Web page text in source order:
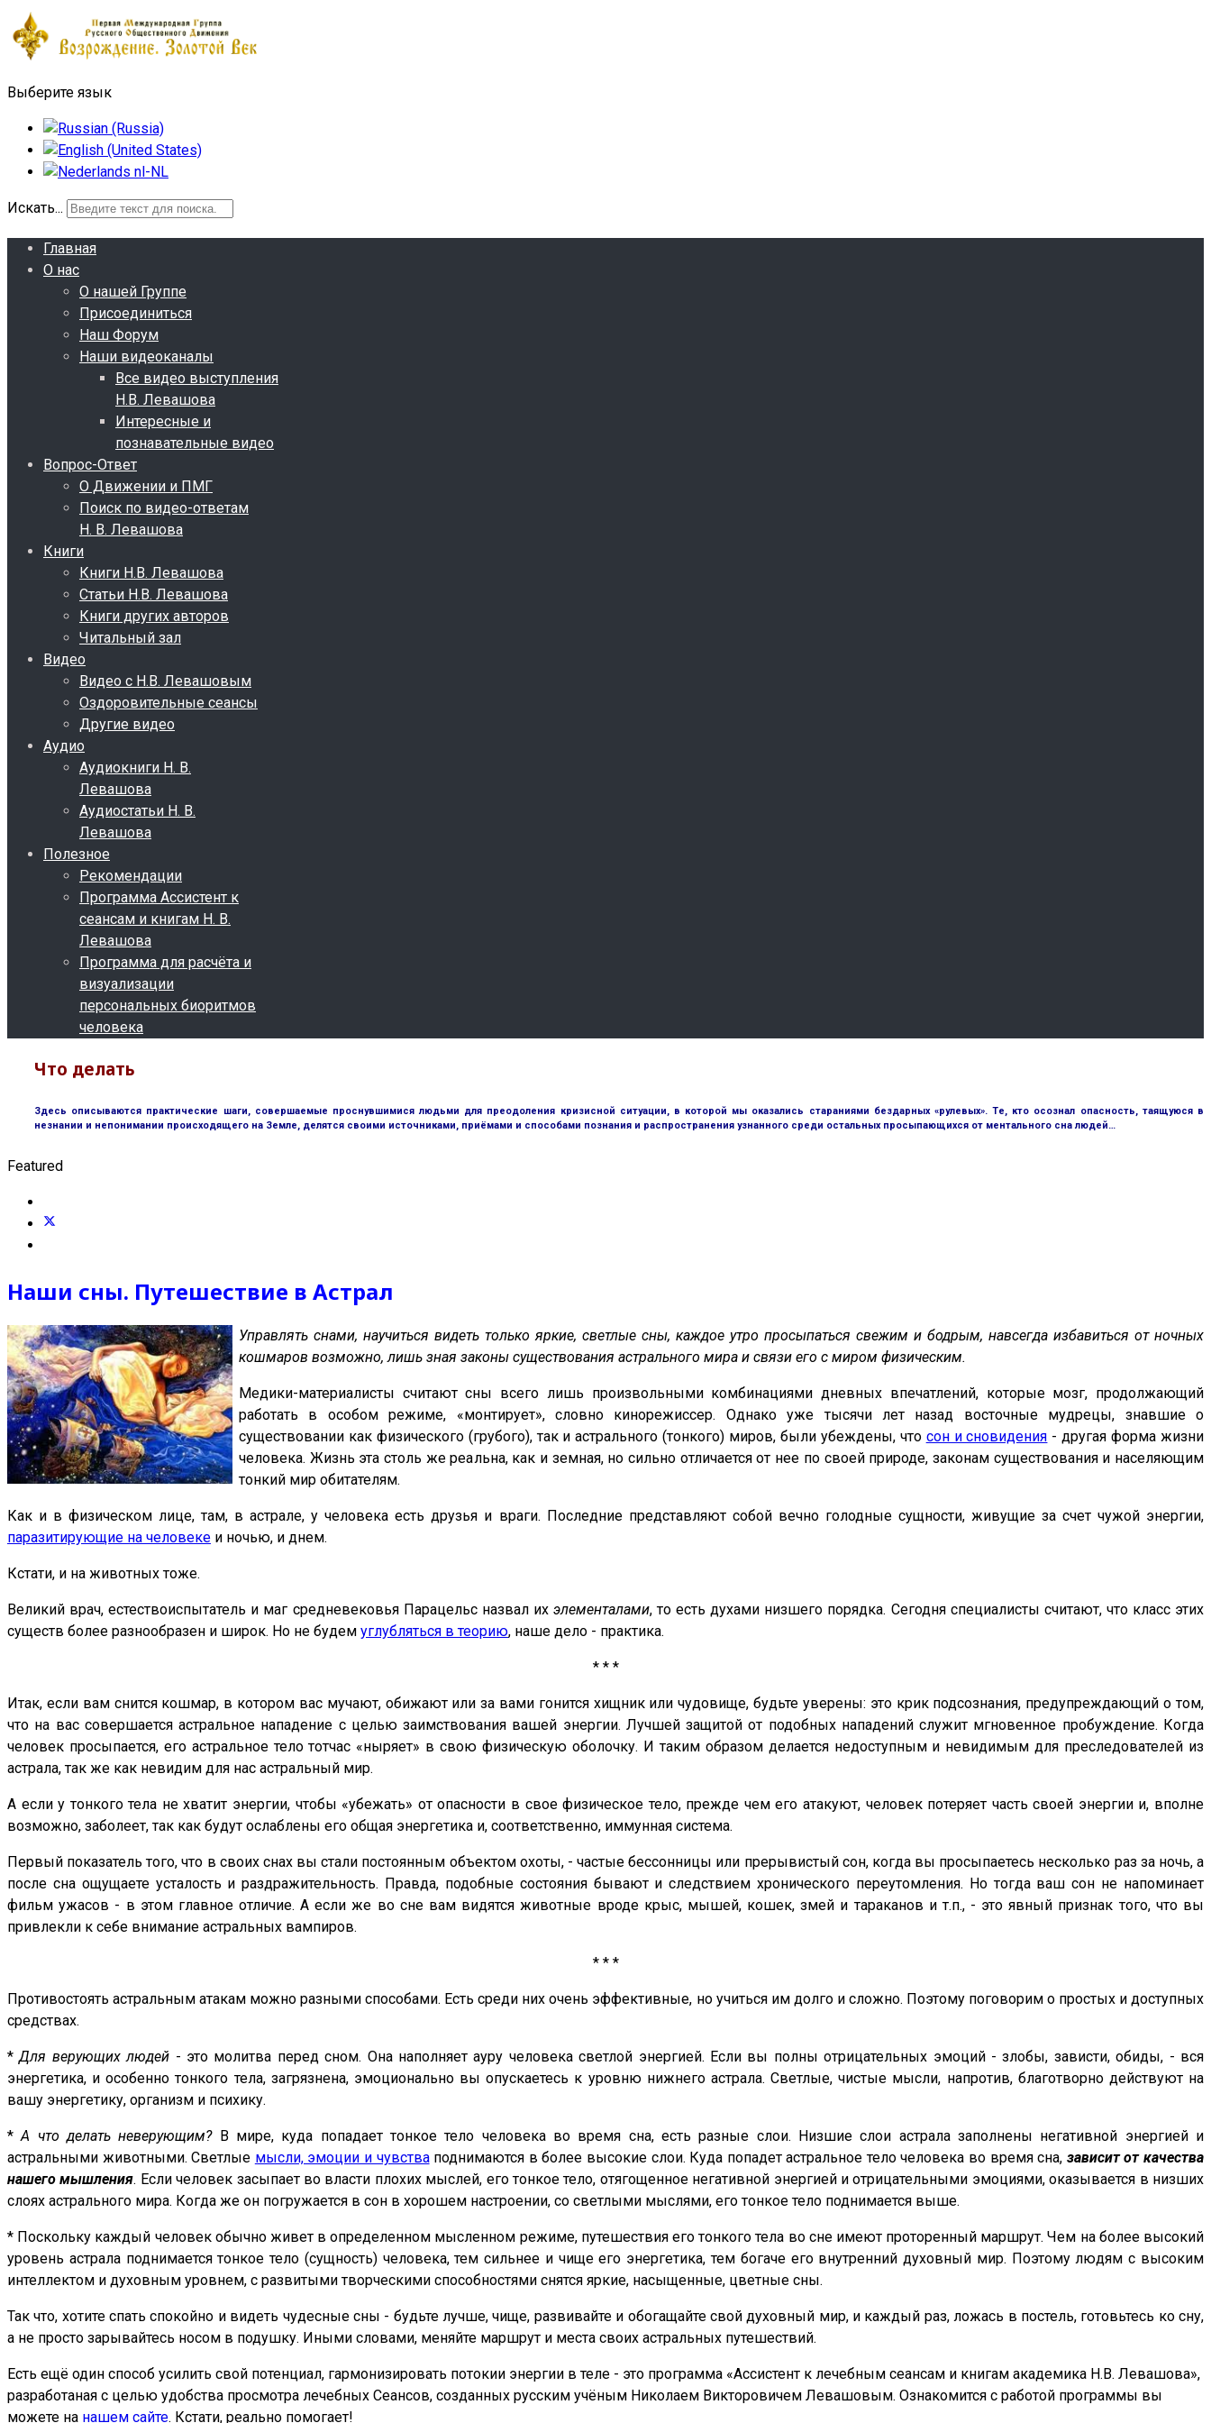
Выберите язык
Искать...
Главная
О нас
О нашей Группе
Присоединиться
Наш Форум
Наши видеоканалы
Все видео выступления
Н.В. Левашова
Интересные и
познавательные видео
Вопрос-Ответ
О Движении и ПМГ
Поиск по видео-ответам
Н. В. Левашова
Книги
Книги Н.В. Левашова
Статьи Н.В. Левашова
Книги других авторов
Читальный зал
Видео
Видео с Н.В. Левашовым
Оздоровительные сеансы
Другие видео
Аудио
Аудиокниги Н. В.
Левашова
Аудиостатьи Н. В.
Левашова
Полезное
Рекомендации
Программа Ассистент к
сеансам и книгам Н. В.
Левашова
Программа для расчёта и
визуализации
персональных биоритмов
человека
Что делать
Здесь описываются практические шаги, совершаемые проснувшимися людьми для преодоления кризисной ситуации, в которой мы оказались стараниями бездарных «рулевых». Те, кто осознал опасность, таящуюся в
незнании и непонимании происходящего на Земле, делятся своими источниками, приёмами и способами познания и распространения узнанного среди остальных просыпающихся от ментального сна людей…
Featured
Наши сны. Путешествие в Астрал
Управлять снами, научиться видеть только яркие, светлые сны, каждое утро просыпаться свежим и бодрым, навсегда избавиться от ночных
кошмаров возможно, лишь зная законы существования астрального мира и связи его с миром физическим.
Медики-материалисты считают сны всего лишь произвольными комбинациями дневных впечатлений, которые мозг, продолжающий
работать в особом режиме, «монтирует», словно кинорежиссер. Однако уже тысячи лет назад восточные мудрецы, знавшие о
существовании как физического (грубого), так и астрального (тонкого) миров, были убеждены, что сон и сновидения - другая форма жизни
человека. Жизнь эта столь же реальна, как и земная, но сильно отличается от нее по своей природе, законам существования и населяющим
тонкий мир обитателям.
Как и в физическом лице, там, в астрале, у человека есть друзья и враги. Последние представляют собой вечно голодные сущности, живущие за счет чужой энергии,
паразитирующие на человеке и ночью, и днем.
Кстати, и на животных тоже.
Великий врач, естествоиспытатель и маг средневековья Парацельс назвал их элементалами, то есть духами низшего порядка. Сегодня специалисты считают, что класс этих
существ более разнообразен и широк. Но не будем углубляться в теорию, наше дело - практика.
* * *
Итак, если вам снится кошмар, в котором вас мучают, обижают или за вами гонится хищник или чудовище, будьте уверены: это крик подсознания, предупреждающий о том,
что на вас совершается астральное нападение с целью заимствования вашей энергии. Лучшей защитой от подобных нападений служит мгновенное пробуждение. Когда
человек просыпается, его астральное тело тотчас «ныряет» в свою физическую оболочку. И таким образом делается недоступным и невидимым для преследователей из
астрала, так же как невидим для нас астральный мир.
А если у тонкого тела не хватит энергии, чтобы «убежать» от опасности в свое физическое тело, прежде чем его атакуют, человек потеряет часть своей энергии и, вполне
возможно, заболеет, так как будут ослаблены его общая энергетика и, соответственно, иммунная система.
Первый показатель того, что в своих снах вы стали постоянным объектом охоты, - частые бессонницы или прерывистый сон, когда вы просыпаетесь несколько раз за ночь, а
после сна ощущаете усталость и раздражительность. Правда, подобные состояния бывают и следствием хронического переутомления. Но тогда ваш сон не напоминает
фильм ужасов - в этом главное отличие. А если же во сне вам видятся животные вроде крыс, мышей, кошек, змей и тараканов и т.п., - это явный признак того, что вы
привлекли к себе внимание астральных вампиров.
* * *
Противостоять астральным атакам можно разными способами. Есть среди них очень эффективные, но учиться им долго и сложно. Поэтому поговорим о простых и доступных
средствах.
*Для верующих людей - это молитва перед сном. Она наполняет ауру человека светлой энергией. Если вы полны отрицательных эмоций - злобы, зависти, обиды, - вся
энергетика, и особенно тонкого тела, загрязнена, эмоционально вы опускаетесь к уровню нижнего астрала. Светлые, чистые мысли, напротив, благотворно действуют на
вашу энергетику, организм и психику.
*А что делать неверующим?В мире, куда попадает тонкое тело человека во время сна, есть разные слои. Низшие слои астрала заполнены негативной энергией и
астральными животными. Светлые мысли, эмоции и чувстваподнимаются в более высокие слои. Куда попадет астральное тело человека во время сна, зависит от качества
нашего мышления. Если человек засыпает во власти плохих мыслей, его тонкое тело, отягощенное негативной энергией и отрицательными эмоциями, оказывается в низших
слоях астрального мира. Когда же он погружается в сон в хорошем настроении, со светлыми мыслями, его тонкое тело поднимается выше.
* Поскольку каждый человек обычно живет в определенном мысленном режиме, путешествия его тонкого тела во сне имеют проторенный маршрут. Чем на более высокий
уровень астрала поднимается тонкое тело (сущность) человека, тем сильнее и чище его энергетика, тем богаче его внутренний духовный мир. Поэтому людям с высоким
интеллектом и духовным уровнем, с развитыми творческими способностями снятся яркие, насыщенные, цветные сны.
Так что, хотите спать спокойно и видеть чудесные сны - будьте лучше, чище, развивайте и обогащайте свой духовный мир, и каждый раз, ложась в постель, готовьтесь ко сну,
а не просто зарывайтесь носом в подушку. Иными словами, меняйте маршрут и места своих астральных путешествий.
Есть ещё один способ усилить свой потенциал, гармонизировать потокии энергии в теле - это программа «Ассистент к лечебным сеансам и книгам академика Н.В. Левашова»,
разработаная с целью удобства просмотра лечебных Сеансов, созданных русским учёным Николаем Викторовичем Левашовым. Ознакомится с работой программы вы
можете на нашем сайте. Кстати, реально помогает!